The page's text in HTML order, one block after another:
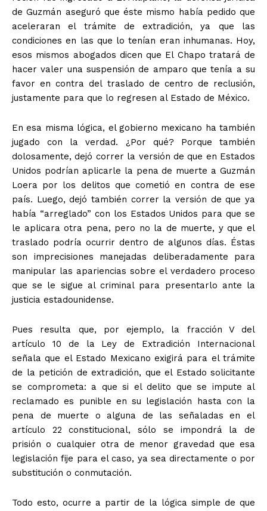
de Guzmán aseguró que éste mismo había pedido que
aceleraran el trámite de extradición, ya que las
condiciones en las que lo tenían eran inhumanas. Hoy,
esos mismos abogados dicen que El Chapo tratará de
hacer valer una suspensión de amparo que tenía a su
favor en contra del traslado de centro de reclusión,
justamente para que lo regresen al Estado de México.
En esa misma lógica, el gobierno mexicano ha también
jugado con la verdad. ¿Por qué? Porque también
dolosamente, dejó correr la versión de que en Estados
Unidos podrían aplicarle la pena de muerte a Guzmán
Loera por los delitos que cometió en contra de ese
país. Luego, dejó también correr la versión de que ya
había “arreglado” con los Estados Unidos para que se
le aplicara otra pena, pero no la de muerte, y que el
traslado podría ocurrir dentro de algunos días. Éstas
son imprecisiones manejadas deliberadamente para
manipular las apariencias sobre el verdadero proceso
que se le sigue al criminal para presentarlo ante la
justicia estadounidense.
Pues resulta que, por ejemplo, la fracción V del
artículo 10 de la Ley de Extradición Internacional
señala que el Estado Mexicano exigirá para el trámite
de la petición de extradición, que el Estado solicitante
se comprometa: a que si el delito que se impute al
reclamado es punible en su legislación hasta con la
pena de muerte o alguna de las señaladas en el
artículo 22 constitucional, sólo se impondrá la de
prisión o cualquier otra de menor gravedad que esa
legislación fije para el caso, ya sea directamente o por
substitución o conmutación.
Todo esto, ocurre a partir de la lógica simple de que